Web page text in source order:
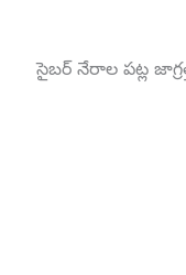
సైబర్ నేరాల పట్ల